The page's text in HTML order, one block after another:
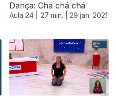
Dança: Chá chá chá
Aula 24 | 27 min. | 29 jan. 2021